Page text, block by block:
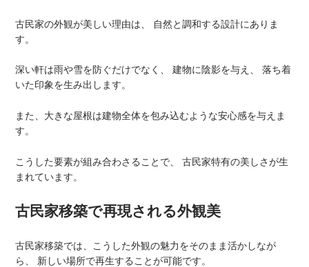
古民家の外観が美しい理由は、 自然と調和する設計にありま
す。
深い軒は雨や雪を防ぐだけでなく、 建物に陰影を与え、 落ち着
いた印象を生み出します。
また、大きな屋根は建物全体を包み込むような安心感を与えま
す。
こうした要素が組み合わさることで、 古民家特有の美しさが生
まれています。
古民家移築で再現される外観美
古民家移築では、こうした外観の魅力をそのまま活かしなが
ら、 新しい場所で再生することが可能です。